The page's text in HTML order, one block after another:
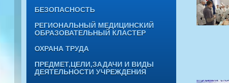
БЕЗОПАСНОСТЬ
РЕГИОНАЛЬНЫЙ МЕДИЦИНСКИЙ
ОБРАЗОВАТЕЛЬНЫЙ КЛАСТЕР
ОХРАНА ТРУДА
ПРЕДМЕТ,ЦЕЛИ,ЗАДАЧИ И ВИДЫ
ДЕЯТЕЛЬНОСТИ УЧРЕЖДЕНИЯ